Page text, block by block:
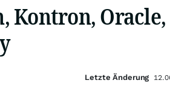
Oracle,
Letzte Änderung